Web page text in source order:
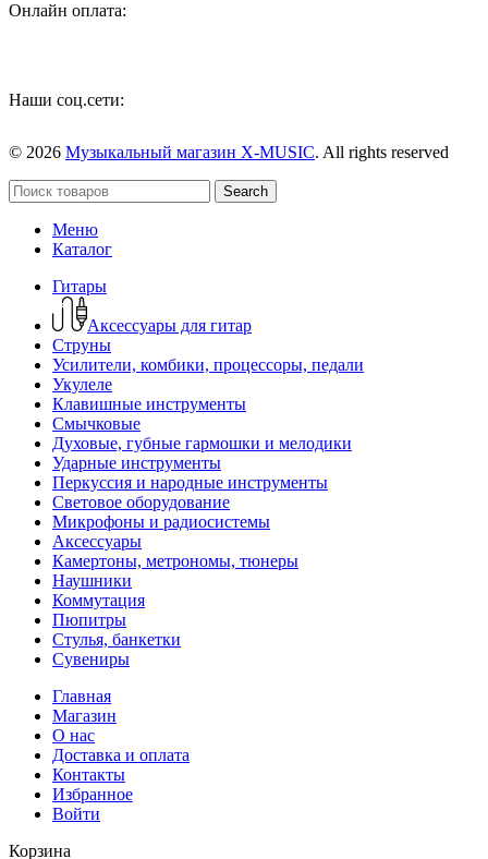
Онлайн оплата:
Наши соц.сети:
© 2026 Музыкальный магазин X-MUSIC. All rights reserved
Search
Меню
Каталог
Гитары
Аксессуары для гитар
Струны
Усилители, комбики, процессоры, педали
Укулеле
Клавишные инструменты
Смычковые
Духовые, губные гармошки и мелодики
Ударные инструменты
Перкуссия и народные инструменты
Световое оборудование
Микрофоны и радиосистемы
Аксессуары
Камертоны, метрономы, тюнеры
Наушники
Коммутация
Пюпитры
Стулья, банкетки
Сувениры
Главная
Магазин
О нас
Доставка и оплата
Контакты
Избранное
Войти
Корзина